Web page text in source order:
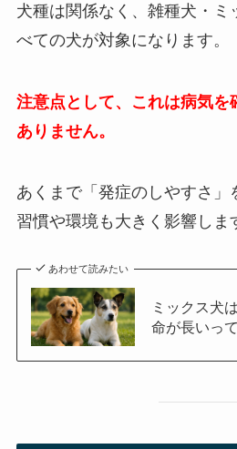
犬種は関係なく、雑種犬・ミ
べての犬が対象になります。
注意点として、これは病気を
ありません。
あくまで「発症のしやすさ」
習慣や環境も大きく影響しま
あわせて読みたい
ミックス犬
命が長いっ